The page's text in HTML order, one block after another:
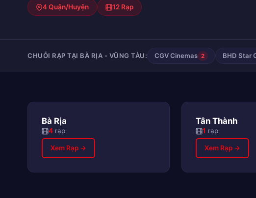
4 Quận/Huyện 12 Rạp
CHUỖI RẠP TẠI BÀ RỊA - VŨNG TÀU: CGV Cinemas 2 BHD Star
Bà Rịa
4 rạp
Xem Rạp →
Tân Thành
1 rạp
Xem Rạp →